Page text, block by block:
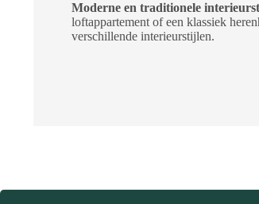
Moderne en traditionele
loftappartement of een klassiek
verschillende interieurstijlen.